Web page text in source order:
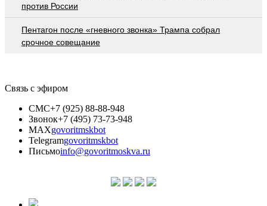
против России
Пентагон после «гневного звонка» Трампа собрал
срочное совещание
Связь с эфиром
СМС+7 (925) 88-88-948
Звонок+7 (495) 73-73-948
MAXgovoritmskbot
Telegramgovoritmskbot
Письмоinfo@govoritmoskva.ru